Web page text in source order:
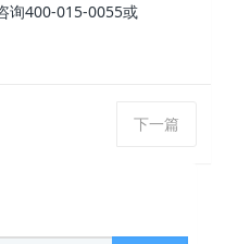
询400-015-0055或
下一篇